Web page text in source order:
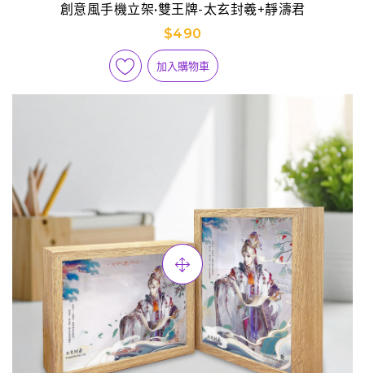
創意風手機立架•雙王牌-太玄封羲+靜濤君
$490
加入購物車